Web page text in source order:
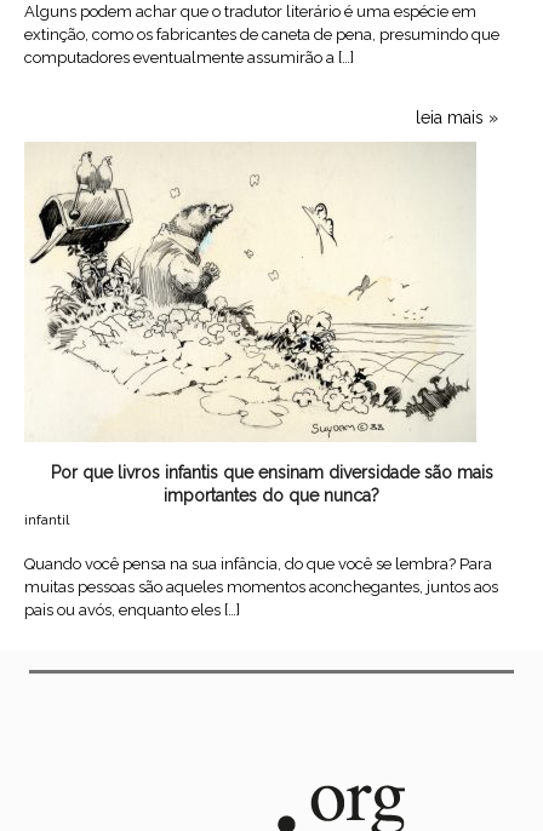
Alguns podem achar que o tradutor literário é uma espécie em
extinção, como os fabricantes de caneta de pena, presumindo que
computadores eventualmente assumirão a […]
leia mais
Por que livros infantis que ensinam diversidade são mais
importantes do que nunca?
infantil
Quando você pensa na sua infância, do que você se lembra? Para
muitas pessoas são aqueles momentos aconchegantes, juntos aos
pais ou avós, enquanto eles […]
leia mais